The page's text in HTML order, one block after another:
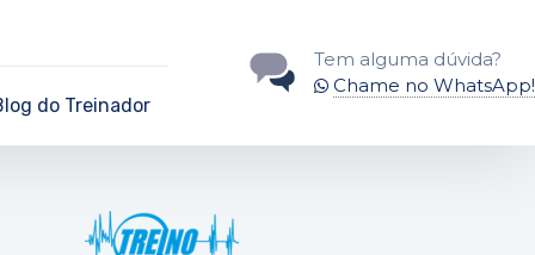
do Treinador
Tem alguma dúvida?
Chame no WhatsApp!